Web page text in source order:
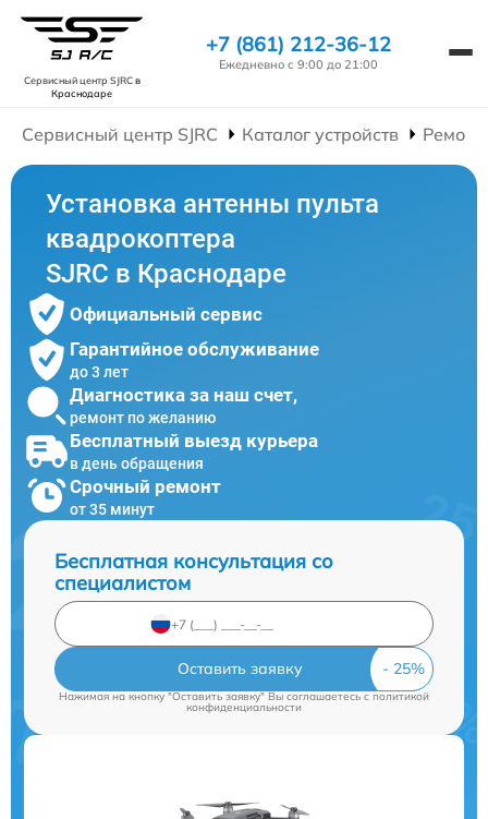
Сервисный центр SJRCв
Краснодаре
+7 (861) 212-36-12
Ежедневно с 9:00 до 21:00
Сервисный центр SJRC Каталог устройств
Установка антенны пульта
квадрокоптера
SJRC в Краснодаре
Официальный сервис
Гарантийное обслуживание
до 3 лет
Диагностика за наш счет,
ремонт по желанию
Бесплатный выезд курьера
в день обращения
Срочный ремонт
от 35 минут
Бесплатная консультация со
специалистом
Оставить заявку
Нажимая на кнопку "Оставить заявку" Вы соглашаетесь cполитикой
конфиденциальности